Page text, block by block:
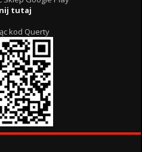
tutaj
kod Querty